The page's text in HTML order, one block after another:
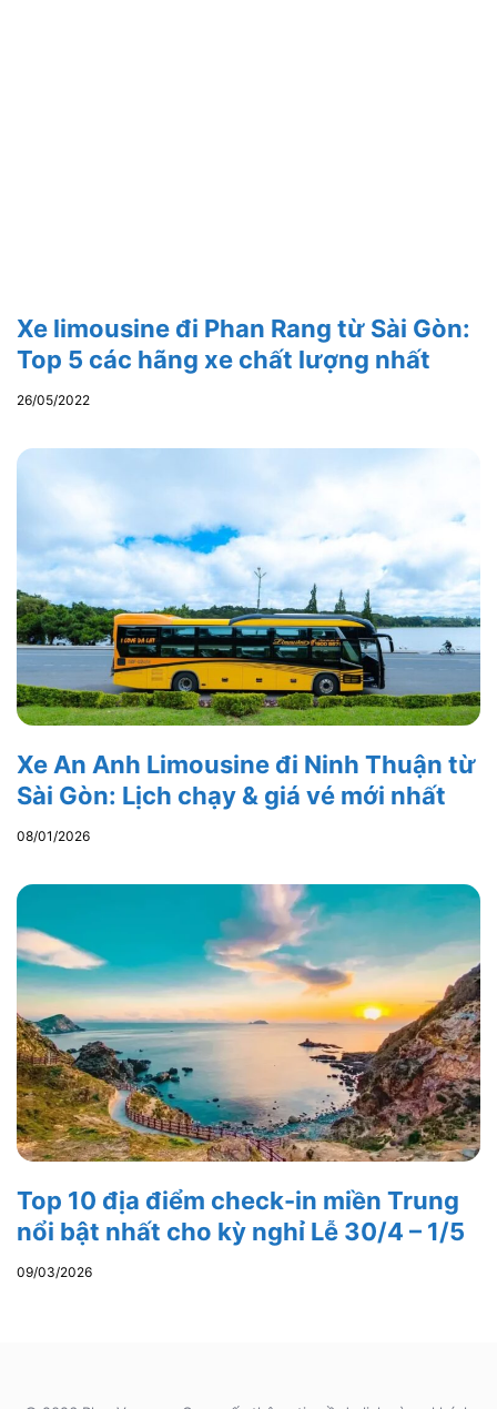
Xe limousine đi Phan Rang từ Sài Gòn:
Top 5 các hãng xe chất lượng nhất
26/05/2022
Xe An Anh Limousine đi Ninh Thuận từ
Sài Gòn: Lịch chạy & giá vé mới nhất
08/01/2026
Top 10 địa điểm check-in miền Trung
nổi bật nhất cho kỳ nghỉ Lễ 30/4 – 1/5
09/03/2026